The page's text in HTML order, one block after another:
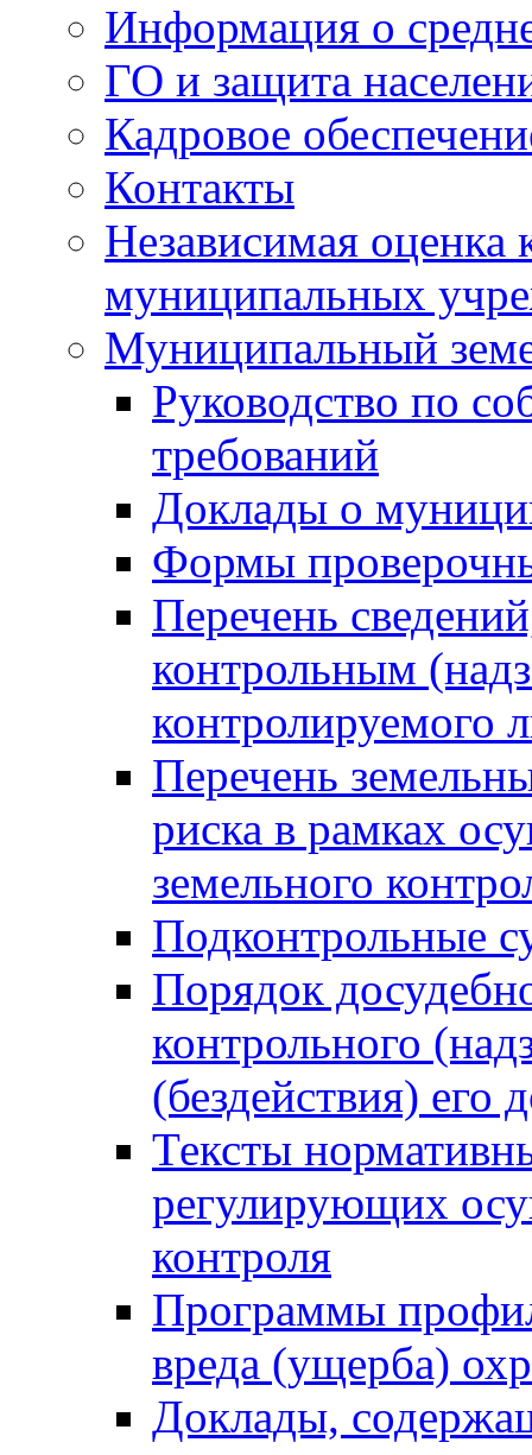
Информация о
ГО и защита
Кадровое
Контакты
Независимая оценка
муниципальных
Муниципальный
Руководство по
требований
Доклады о
Формы
Перечень
контрольным
контролируемого
Перечень
риска в рамках
земельного
Подконтрольные
Порядок
контрольного
(бездействия)
Тексты
регулирующих
контроля
Программы
вреда (ущерба)
Доклады,